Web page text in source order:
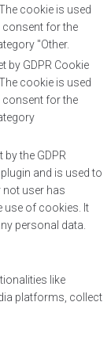
cookie is used
consent for the
"Other.
by GDPR Cookie
cookie is used
consent for the
the GDPR
and is used to
not user has
use of cookies. It
personal data.
like
platforms, collect